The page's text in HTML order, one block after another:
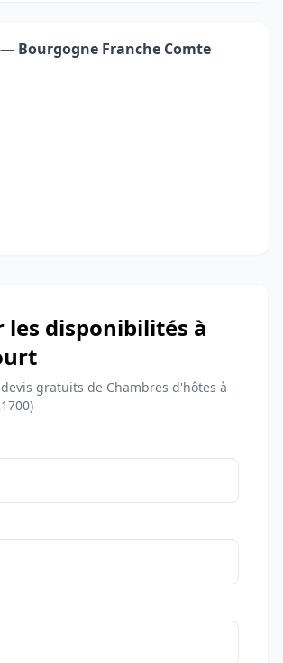
Bourgogne Franche Comte
les disponibilités à
devis gratuits de Chambres d'hôtes à